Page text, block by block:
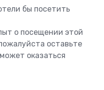
бы посетить
о посещении этой
оставьте
оказаться